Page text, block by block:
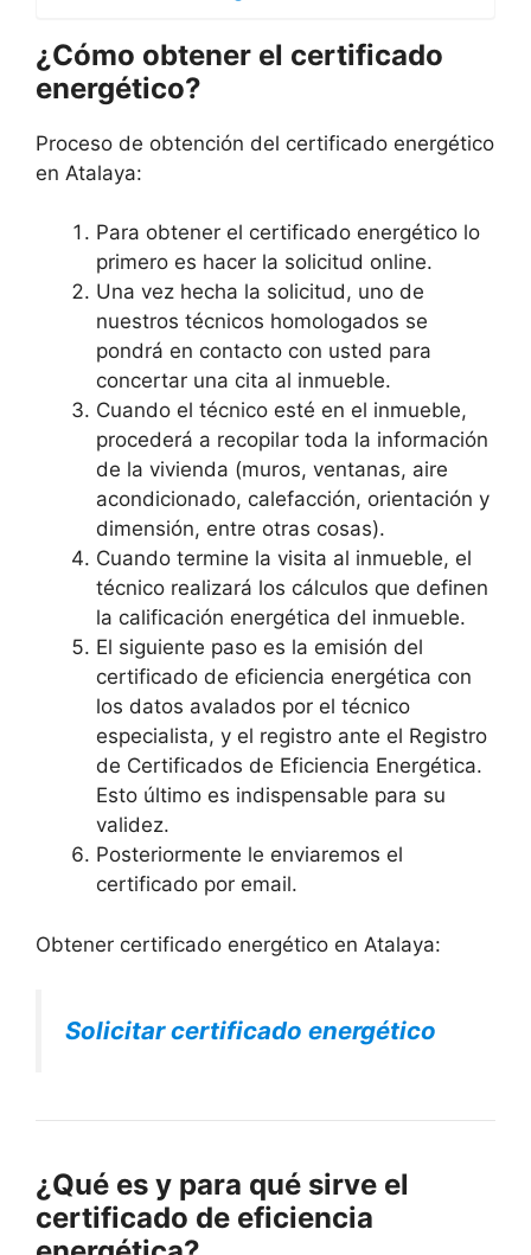
¿Cómo obtener el certificado
energético?
Proceso de obtención del certificado energético
en Atalaya:
Para obtener el certificado energético lo
primero es hacer la solicitud online.
Una vez hecha la solicitud, uno de
nuestros técnicos homologados se
pondrá en contacto con usted para
concertar una cita al inmueble.
Cuando el técnico esté en el inmueble,
procederá a recopilar toda la información
de la vivienda (muros, ventanas, aire
acondicionado, calefacción, orientación y
dimensión, entre otras cosas).
Cuando termine la visita al inmueble, el
técnico realizará los cálculos que definen
la calificación energética del inmueble.
El siguiente paso es la emisión del
certificado de eficiencia energética con
los datos avalados por el técnico
especialista, y el registro ante el Registro
de Certificados de Eficiencia Energética.
Esto último es indispensable para su
validez.
Posteriormente le enviaremos el
certificado por email.
Obtener certificado energético en Atalaya:
Solicitar certificado energético
¿Qué es y para qué sirve el
certificado de eficiencia